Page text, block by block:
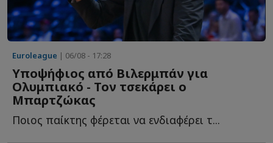
Euroleague | 06/08 - 17:28
Υποψήφιος από Βιλερμπάν για
Ολυμπιακό - Τον τσεκάρει ο
Μπαρτζώκας
Ποιος παίκτης φέρεται να ενδιαφέρει τ...